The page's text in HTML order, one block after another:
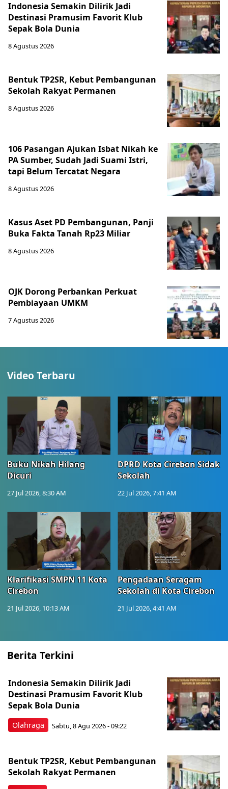
Indonesia Semakin Dilirik Jadi
Destinasi Pramusim Favorit Klub
Sepak Bola Dunia
8 Agustus 2026
Bentuk TP2SR, Kebut Pembangunan
Sekolah Rakyat Permanen
8 Agustus 2026
106 Pasangan Ajukan Isbat Nikah ke
PA Sumber, Sudah Jadi Suami Istri,
tapi Belum Tercatat Negara
8 Agustus 2026
Kasus Aset PD Pembangunan, Panji
Buka Fakta Tanah Rp23 Miliar
8 Agustus 2026
OJK Dorong Perbankan Perkuat
Pembiayaan UMKM
7 Agustus 2026
Video Terbaru
Buku Nikah Hilang
Dicuri
27 Jul 2026, 8:30 AM
DPRD Kota Cirebon Sidak
Sekolah
22 Jul 2026, 7:41 AM
Klarifikasi SMPN 11 Kota
Cirebon
21 Jul 2026, 10:13 AM
Pengadaan Seragam
Sekolah di Kota Cirebon
21 Jul 2026, 4:41 AM
Berita Terkini
Olahraga
Indonesia Semakin Dilirik Jadi
Destinasi Pramusim Favorit Klub
Sepak Bola Dunia
Sabtu, 8 Agu 2026 - 09:22
Bentuk TP2SR, Kebut Pembangunan
Sekolah Rakyat Permanen